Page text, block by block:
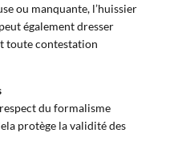
ou manquante, l’huissier
également dresser
toute contestation
du formalisme
protège la validité des